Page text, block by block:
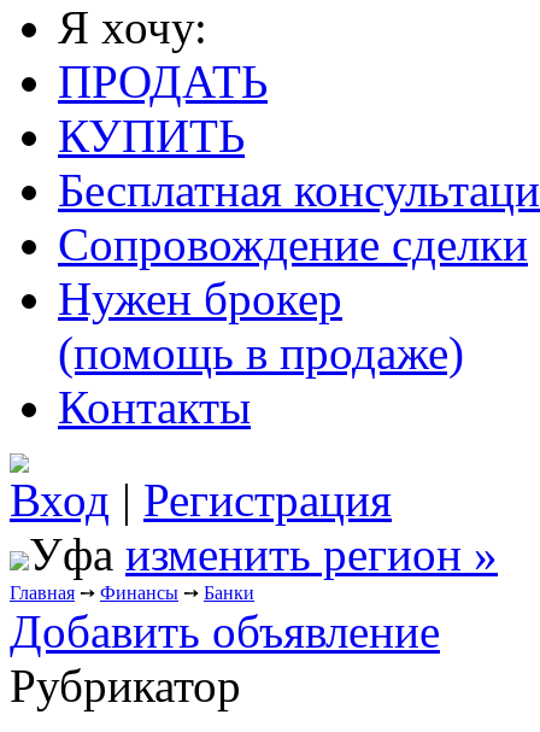
Я хочу:
ПРОДАТЬ
КУПИТЬ
Бесплатная
Сопровождение сделки
Нужен брокер
(помощь в продаже)
Контакты
Вход | Регистрация
Уфа изменить регион »
Главная ➙ Финансы ➙ Банки
Добавить объявление
Рубрикатор